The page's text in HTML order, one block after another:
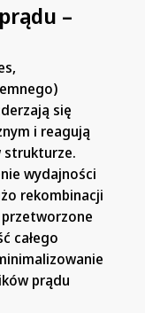
–
się
i reagują
strukturze.
wydajności
rekombinacji
całego
prądu